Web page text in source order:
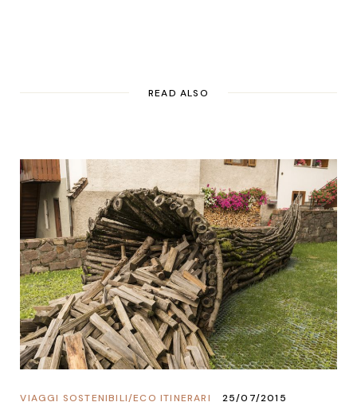
READ ALSO
ECO ITINERARI
/
VIAGGI SOSTENIBILI 25/07/2015